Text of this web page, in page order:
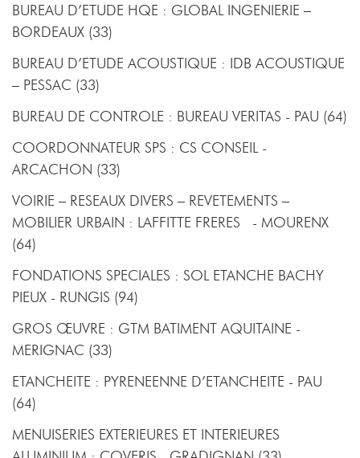
BUREAU D’ETUDE HQE : GLOBAL INGENIERIE –
BORDEAUX (33)
BUREAU D’ETUDE ACOUSTIQUE : IDB ACOUSTIQUE
– PESSAC (33)
BUREAU DE CONTROLE : BUREAU VERITAS - PAU (64)
COORDONNATEUR SPS : CS CONSEIL -
ARCACHON (33)
VOIRIE – RESEAUX DIVERS – REVETEMENTS –
MOBILIER URBAIN : LAFFITTE FRERES - MOURENX
(64)
FONDATIONS SPECIALES : SOL ETANCHE BACHY
PIEUX - RUNGIS (94)
GROS ŒUVRE : GTM BATIMENT AQUITAINE -
MERIGNAC (33)
ETANCHEITE : PYRENEENNE D’ETANCHEITE - PAU
(64)
MENUISERIES EXTERIEURES ET INTERIEURES